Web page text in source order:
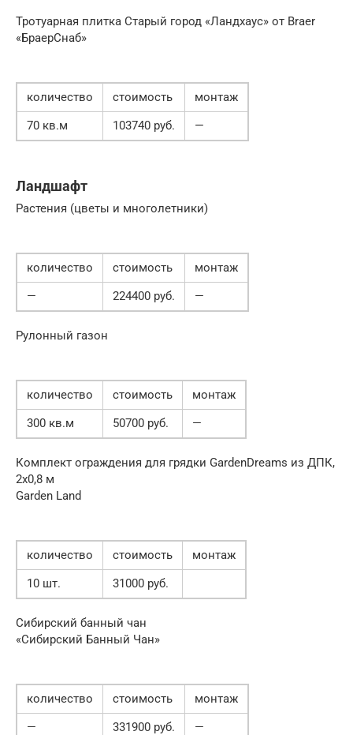
Тротуарная плитка Старый город «Ландхаус» от Braer
«БраерСнаб»
количество стоимость
монтаж
70 кв.м
103740 руб. —
Ландшафт
Растения (цветы и многолетники)
количество стоимость
монтаж
—
224400 руб. —
Рулонный газон
количество стоимость
монтаж
300 кв.м
50700 руб. —
Комплект ограждения для грядки GardenDreams из ДПК,
2х0,8 м
Garden Land
количество стоимость
монтаж
10 шт.
31000 руб.
Сибирский банный чан
«Сибирский Банный Чан»
количество стоимость
монтаж
—
331900 руб. —